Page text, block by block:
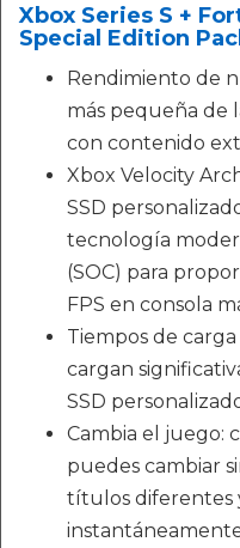
Xbox Series S +
Special Edition
Rendimiento de
más pequeña de
con contenido
Xbox Velocity
SSD
tecnología
(SOC) para
FPS en consola
Tiempos de carga
cargan
SSD
Cambia el juego:
puedes cambiar
títulos diferentes